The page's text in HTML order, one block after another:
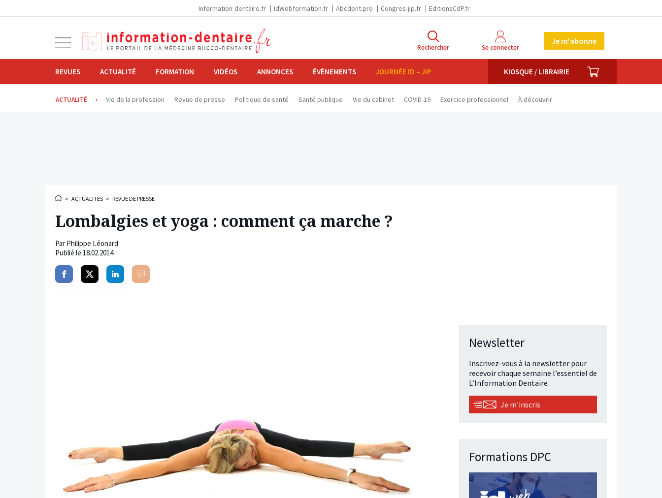
Information-dentaire.fr IdWebformation.fr Abcdent.pro Congres-jip.fr EditionsCdP.fr
navigation
Rechercher Se connecter
Je m'abonne
REVUES ACTUALITÉ FORMATION VIDÉOS ANNONCES ÉVÈNEMENTS JOURNÉE ID – JIP KIOSQUE / LIBRAIRIE PANIER
ACTUALITÉ Vie de la profession Revue de presse Politique de santé Santé publique Vie du cabinet COVID-19 Exercice professionnel À découvrir
> ACTUALITÉS > REVUE DE PRESSE
Lombalgies et yoga : comment ça marche ?
Par Philippe Léonard
Publié le 18.02.2014.
PartagerPartagerPartagerCommenter
Newsletter
Inscrivez-vous à la newsletter pour
recevoir chaque semaine l’essentiel de
L’Information Dentaire
Je m'inscris
Formations DPC